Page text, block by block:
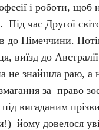
і роботи, щоб
Під час Другої
до Німеччини.
виїзд до
не знайшла раю, а
за право
під вигаданим
йому довелося